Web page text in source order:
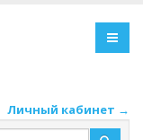
Личный кабинет →